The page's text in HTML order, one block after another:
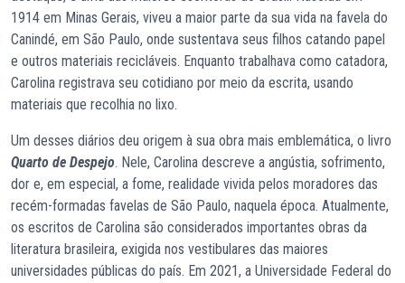
1914 em Minas Gerais, viveu a maior parte da sua vida na favela do
Canindé, em São Paulo, onde sustentava seus filhos catando papel
e outros materiais recicláveis. Enquanto trabalhava como catadora,
Carolina registrava seu cotidiano por meio da escrita, usando
materiais que recolhia no lixo.
Um desses diários deu origem à sua obra mais emblemática, o livro
Quarto de Despejo. Nele, Carolina descreve a angústia, sofrimento,
dor e, em especial, a fome, realidade vivida pelos moradores das
recém-formadas favelas de São Paulo, naquela época. Atualmente,
os escritos de Carolina são considerados importantes obras da
literatura brasileira, exigida nos vestibulares das maiores
universidades públicas do país. Em 2021, a Universidade Federal do